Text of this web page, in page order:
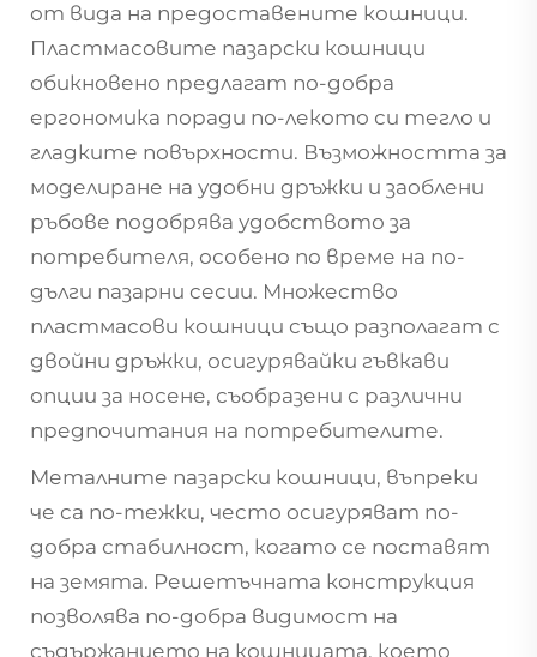
от вида на предоставените кошници.
Пластмасовите пазарски кошници
обикновено предлагат по-добра
ергономика поради по-лекото си тегло и
гладките повърхности. Възможността за
моделиране на удобни дръжки и заоблени
ръбове подобрява удобството за
потребителя, особено по време на по-
дълги пазарни сесии. Множество
пластмасови кошници също разполагат с
двойни дръжки, осигурявайки гъвкави
опции за носене, съобразени с различни
предпочитания на потребителите.
Металните пазарски кошници, въпреки
че са по-тежки, често осигуряват по-
добра стабилност, когато се поставят
на земята. Решетъчната конструкция
позволява по-добра видимост на
съдържанието на кошницата, което